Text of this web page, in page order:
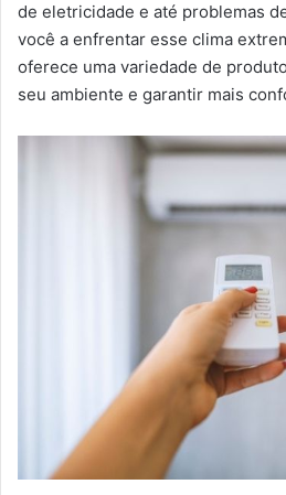
de eletricidade e até problemas
você a enfrentar esse clima
oferece uma variedade de
seu ambiente e garantir mais